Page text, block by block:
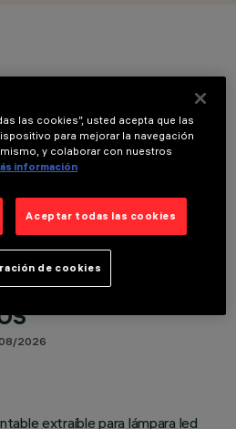
08/2026
extraíble para lámpara led
las cookies”, usted acepta que las
para mejorar la navegación
y colaborar con nuestros
información
Aceptar todas las cookies
de cookies